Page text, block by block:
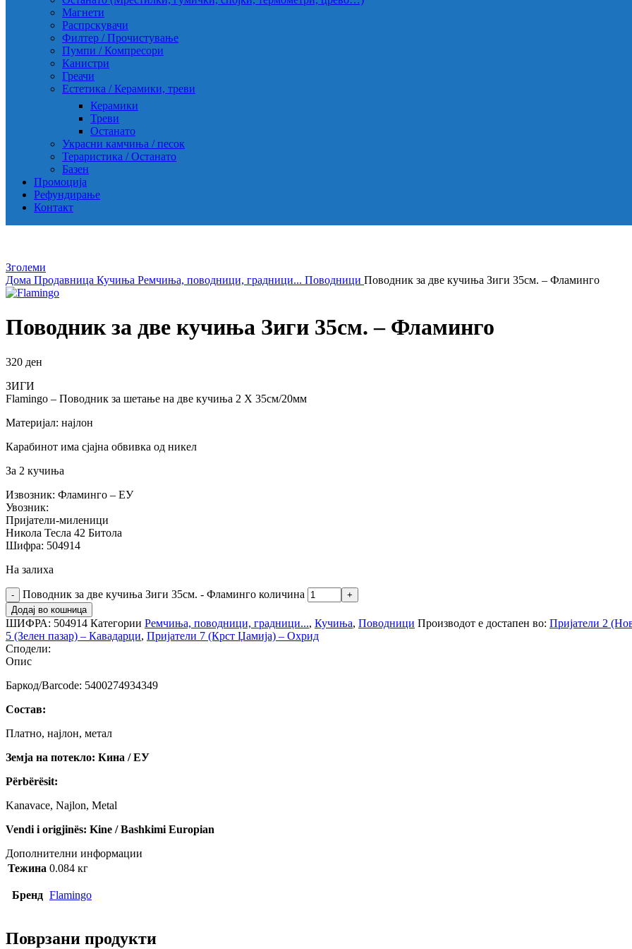
Магнети
Распрскувачи
Филтер / Прочистување
Пумпи / Компресори
Канистри
Греачи
Естетика / Керамики, треви
Керамики
Треви
Останато
Украсни камчиња / песок
Тераристика / Останато
Базен
Промоција
Рефундирање
Контакт
Зголеми
Дома Продавница Кучиња Ремчиња, поводници, градници... Поводници Поводник за две кучиња Зиги 35см. – Фламинго
Поводник за две кучиња Зиги 35см. – Фламинго
320 ден
ЗИГИ
Flamingo – Поводник за шетање на две кучиња 2 X 35см/20мм
Материјал: најлон
Карабинот има сјајна обвивка од никел
За 2 кучиња
Извозник: Фламинго – ЕУ
Увозник:
Пријатели-миленици
Никола Тесла 42 Битола
Шифра: 504914
На залиха
Поводник за две кучиња Зиги 35см. - Фламинго количина
Додај во кошница
ШИФРА: 504914 Категории Ремчиња, поводници, градници..., Кучиња, Поводници Производот е достапен во: Пријатели 2
5 (Зелен пазар) – Кавадарци, Пријатели 7 (Крст Џамија) – Охрид
Сподели:
Опис
Баркод/Barcode: 5400274934349
Состав:
Платно, најлон, метал
Земја на потекло: Кина / ЕУ
Përbërësit:
Kanavace, Najlon, Metal
Vendi i origjinës: Kine / Bashkimi Europian
Дополнителни информации
Тежина 0.084 кг
Бренд Flamingo
Поврзани продукти